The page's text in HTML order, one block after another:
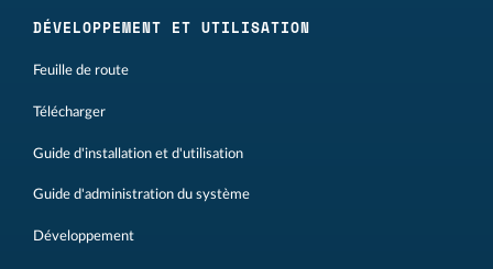
DÉVELOPPEMENT ET UTILISATION
Feuille de route
Télécharger
Guide d'installation et d'utilisation
Guide d'administration du système
Développement